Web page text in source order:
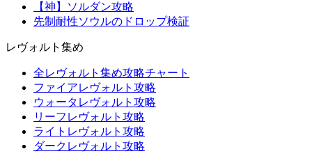
【神】ソルダン攻略
先制耐性ソウルのドロップ検証
レヴォルト集め
全レヴォルト集め攻略チャート
ファイアレヴォルト攻略
ウォータレヴォルト攻略
リーフレヴォルト攻略
ライトレヴォルト攻略
ダークレヴォルト攻略